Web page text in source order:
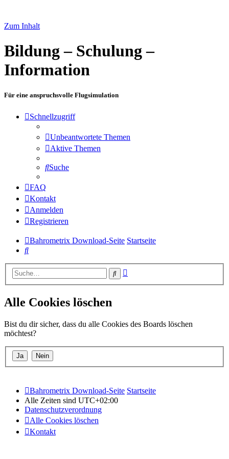
Zum Inhalt
Bildung – Schulung –
Information
Für eine anspruchsvolle Flugsimulation
Schnellzugriff
Unbeantwortete Themen
Aktive Themen
Suche
FAQ
Kontakt
Anmelden
Registrieren
Bahrometrix Download-Seite Startseite
Suche
Suche
Alle Cookies löschen
Bist du dir sicher, dass du alle Cookies des Boards löschen
möchtest?
Bahrometrix Download-Seite Startseite
Alle Zeiten sind UTC+02:00
Datenschutzverordnung
Alle Cookies löschen
Kontakt